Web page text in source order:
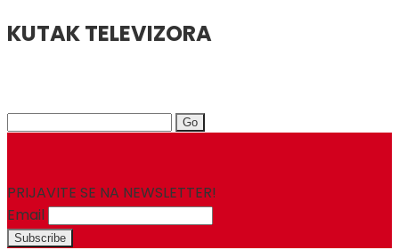
KUTAK TELEVIZORA
Search
PRIJAVITE SE NA NEWSLETTER!
Email